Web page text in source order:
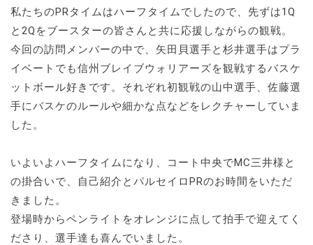
私たちのPRタイムはハーフタイムでしたので、先ずは1Q
と2Qをブースターの皆さんと共に応援しながらの観戦。
今回の訪問メンバーの中で、矢田貝選手と杉井選手はプラ
イベートでも信州ブレイブウォリアーズを観戦するバスケ
ットボール好きです。それぞれ初観戦の山中選手、佐藤選
手にバスケのルールや細かな点などをレクチャーしていま
した。
いよいよハーフタイムになり、コート中央でMC三井様と
の掛合いで、自己紹介とパルセイロPRのお時間をいただ
きました。
登場時からペンライトをオレンジに点して拍手で迎えてく
ださり、選手達も喜んでいました。